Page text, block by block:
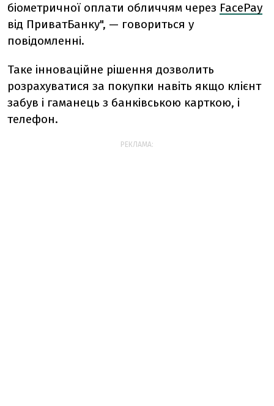
біометричної оплати обличчям через FacePay
від ПриватБанку", — говориться у
повідомленні.
Таке інноваційне рішення дозволить
розрахуватися за покупки навіть якщо клієнт
забув і гаманець з банківською карткою, і
телефон.
РЕКЛАМА: